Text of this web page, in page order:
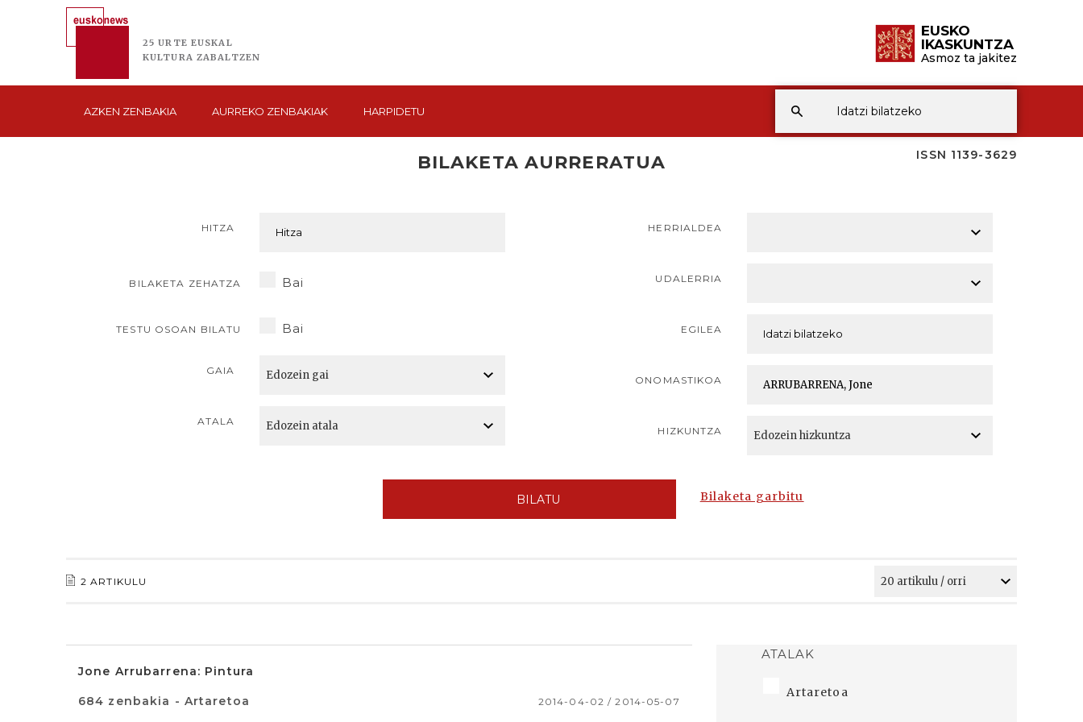
25 URTE EUSKAL
KULTURA ZABALTZEN
EUSKO
IKASKUNTZA
Asmoz ta jakitez
AZKEN ZENBAKIA AURREKO ZENBAKIAK HARPIDETU
ISSN 1139-3629
BILAKETA AURRERATUA
HITZA
BILAKETA ZEHATZA Bai
TESTU OSOAN BILATU Bai
GAIA
ATALA
HERRIALDEA
UDALERRIA
EGILEA
ONOMASTIKOA
HIZKUNTZA
BILATU Bilaketa garbitu
2 ARTIKULU
Jone Arrubarrena: Pintura
684 zenbakia - Artaretoa 2014-04-02 / 2014-05-07
ATALAK
Artaretoa